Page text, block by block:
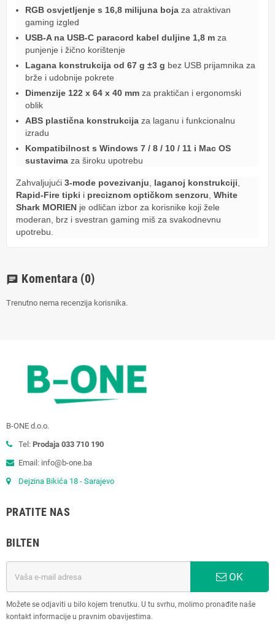
RGB osvjetljenje s 16,8 milijuna boja za atraktivan
gaming izgled
USB-A na USB-C paracord kabel duljine 1,8 m za
punjenje i žično korištenje
Lagana konstrukcija od 67 g ±3 g bez USB prijamnika za
brže i udobnije pokrete
Dimenzije 122 x 64 x 40 mm za praktičan i ergonomski
oblik
ABS plastična konstrukcija za laganu i funkcionalnu
izradu
Kompatibilnost s Windows 7 / 8 / 10 / 11 i Mac OS
sustavima za široku upotrebu
Zahvaljujući 3-mode povezivanju laganoj konstrukciji
Rapid-Fire tipki i preciznom optičkom senzoru White
Shark MORIEN je odličan izbor za korisnike koji žele
moderan, brz i svestran gaming miš za svakodnevnu
upotrebu.
chat Komentara (0)
Trenutno nema recenzija korisnika.
B-ONE d.o.o.
Tel: Prodaja 033 710 190
Email: info@b-one.ba
Dejzina Bikića 18 - Sarajevo
PRATITE NAS
BILTEN
OK
Možete se odjaviti u bilo kojem trenutku. U tu svrhu, molimo pronađite naše
kontakt informacije u pravnim obavijestima.